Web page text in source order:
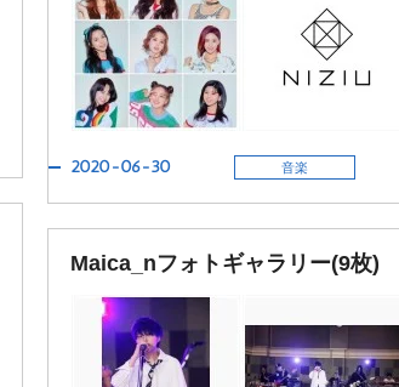
2020-06-30 音楽
Maica_nフォトギャラリー(9枚)